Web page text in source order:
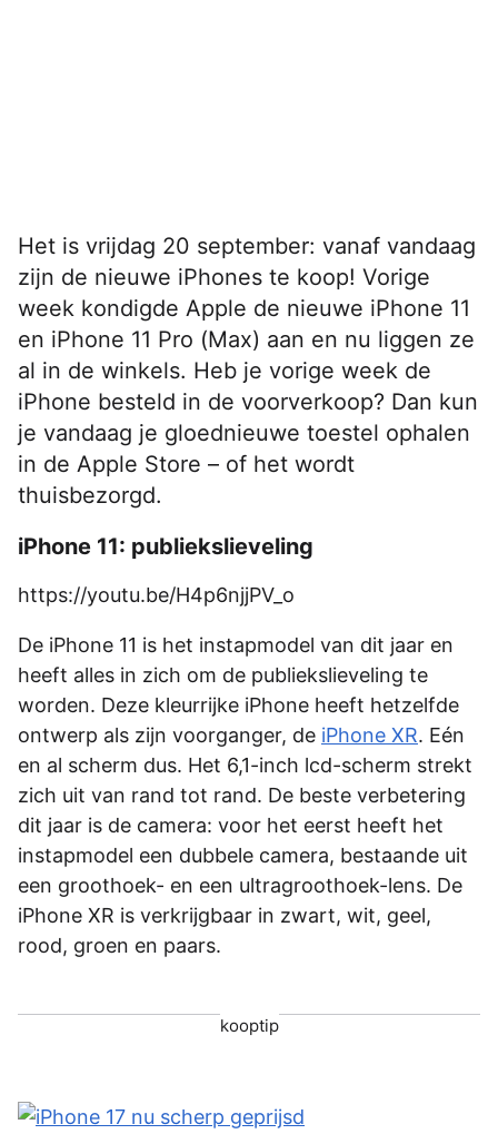
Het is vrijdag 20 september: vanaf vandaag
zijn de nieuwe iPhones te koop! Vorige
week kondigde Apple de nieuwe iPhone 11
en iPhone 11 Pro (Max) aan en nu liggen ze
al in de winkels. Heb je vorige week de
iPhone besteld in de voorverkoop? Dan kun
je vandaag je gloednieuwe toestel ophalen
in de Apple Store – of het wordt
thuisbezorgd.
iPhone 11: publiekslieveling
https://youtu.be/H4p6njjPV_o
De iPhone 11 is het instapmodel van dit jaar en
heeft alles in zich om de publiekslieveling te
worden. Deze kleurrijke iPhone heeft hetzelfde
ontwerp als zijn voorganger, de iPhone XR. Eén
en al scherm dus. Het 6,1-inch lcd-scherm strekt
zich uit van rand tot rand. De beste verbetering
dit jaar is de camera: voor het eerst heeft het
instapmodel een dubbele camera, bestaande uit
een groothoek- en een ultragroothoek-lens. De
iPhone XR is verkrijgbaar in zwart, wit, geel,
rood, groen en paars.
kooptip